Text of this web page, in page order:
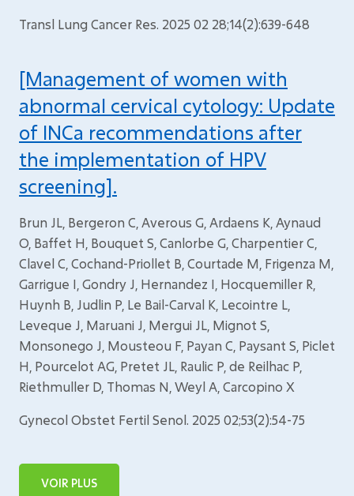
Transl Lung Cancer Res. 2025 02 28;14(2):639-648
[Management of women with
abnormal cervical cytology: Update
of INCa recommendations after
the implementation of HPV
screening].
Brun JL, Bergeron C, Averous G, Ardaens K, Aynaud
O, Baffet H, Bouquet S, Canlorbe G, Charpentier C,
Clavel C, Cochand-Priollet B, Courtade M, Frigenza M,
Garrigue I, Gondry J, Hernandez I, Hocquemiller R,
Huynh B, Judlin P, Le Bail-Carval K, Lecointre L,
Leveque J, Maruani J, Mergui JL, Mignot S,
Monsonego J, Mousteou F, Payan C, Paysant S, Piclet
H, Pourcelot AG, Pretet JL, Raulic P, de Reilhac P,
Riethmuller D, Thomas N, Weyl A, Carcopino X
Gynecol Obstet Fertil Senol. 2025 02;53(2):54-75
VOIR PLUS